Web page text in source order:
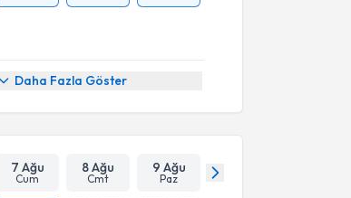
Daha Fazla Göster
7 Ağu
Cum
8 Ağu
Cmt
9 Ağu
Paz